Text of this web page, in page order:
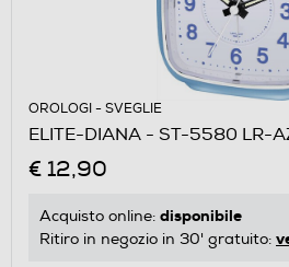
OROLOGI - SVEGLIE
ELITE-DIANA - ST-5580 LR-
€ 12,90
Acquisto online: disponibile
Ritiro in negozio in 30' gratuito: